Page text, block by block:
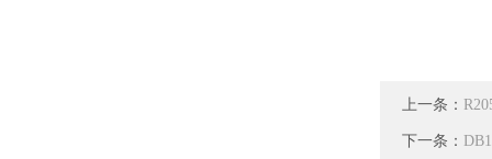
上一条：
下一条：